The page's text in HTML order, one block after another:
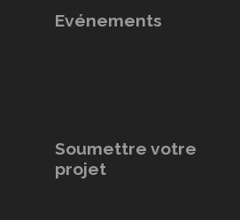
Evénements
Soumettre votre
projet